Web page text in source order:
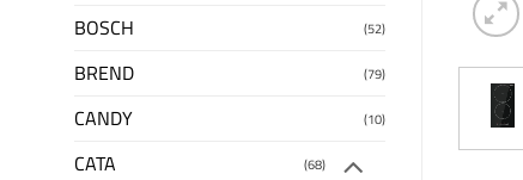
BOSCH (52)
BREND (79)
CANDY (10)
CATA (68)